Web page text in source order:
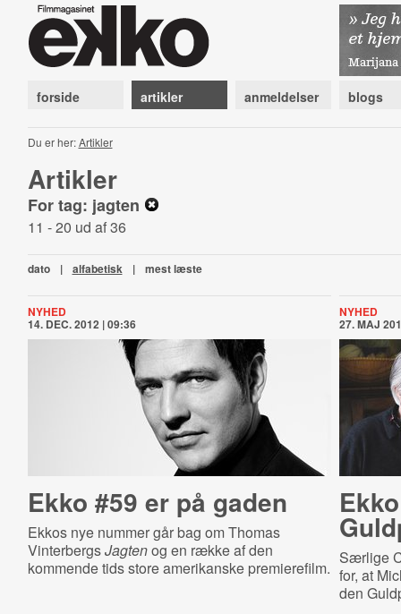
forside artikler anmeldelser blogs
Du er her:Artikler
Artikler
For tag: jagten
11 - 20 ud af 36
dato | alfabetisk | mest læste
NYHED
14. DEC. 2012 | 09:36
Ekko #59 er på gaden
Ekkos nye nummer går bag om Thomas
VinterbergsJagtenog en række af den
kommende tids store amerikanske premierefilm.
NYHED
27. MAJ
Særlige
for, at
den